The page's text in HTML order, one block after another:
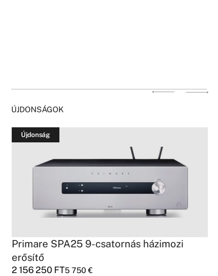
ÚJDONSÁGOK
Újdonság
Primare SPA25 9-csatornás házimozi
erősítő
2 156 250 FT5 750€